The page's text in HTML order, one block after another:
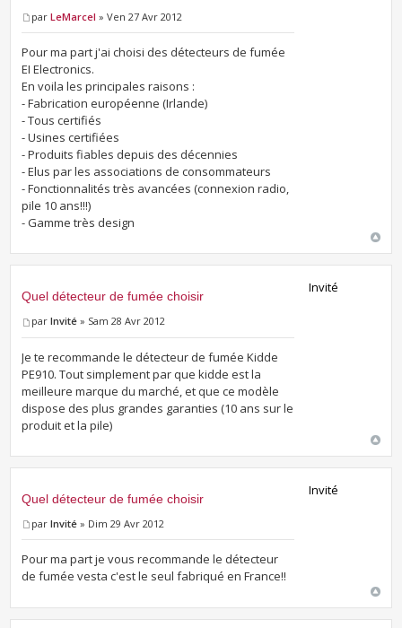
parLeMarcel » Ven 27 Avr 2012
Pour ma part j'ai choisi des détecteurs de fumée
EI Electronics.
En voila les principales raisons :
- Fabrication européenne (Irlande)
- Tous certifiés
- Usines certifiées
- Produits fiables depuis des décennies
- Elus par les associations de consommateurs
- Fonctionnalités très avancées (connexion radio,
pile 10 ans!!!)
- Gamme très design
Quel détecteur de fumée choisir
parInvité » Sam 28 Avr 2012
Je te recommande le détecteur de fumée Kidde
PE910. Tout simplement par que kidde est la
meilleure marque du marché, et que ce modèle
dispose des plus grandes garanties (10 ans sur le
produit et la pile)
Invité
Quel détecteur de fumée choisir
parInvité » Dim 29 Avr 2012
Pour ma part je vous recommande le détecteur
de fumée vesta c'est le seul fabriqué en France!!
Invité